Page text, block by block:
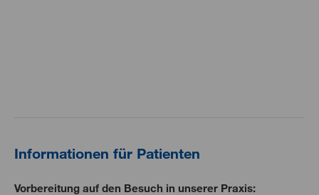
Informationen für Patienten
Vorbereitung auf den Besuch in unserer Praxis: